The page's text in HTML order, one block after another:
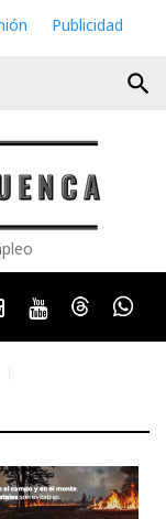
Publicidad
search
Instagram
YoutubeThreads